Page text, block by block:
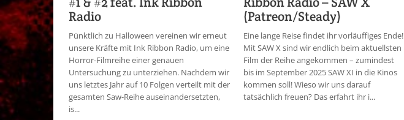
Radio
Pünktlich zu Halloween vereinen wir erneut
unsere Kräfte mit Ink Ribbon Radio, um eine
Horror-Filmreihe einer genauen
Untersuchung zu unterziehen. Nachdem wir
uns letztes Jahr auf 10 Folgen verteilt mit der
gesamten Saw-Reihe auseinandersetzten,
is...
(Patreon/Steady)
Eine lange Reise findet ihr vorläuffiges Ende!
Mit SAW X sind wir endlich beim aktuellsten
Film der Reihe angekommen – zumindest
bis im September 2025 SAW XI in die Kinos
kommen soll! Wieso wir uns darauf
tatsächlich freuen? Das erfahrt ihr i...